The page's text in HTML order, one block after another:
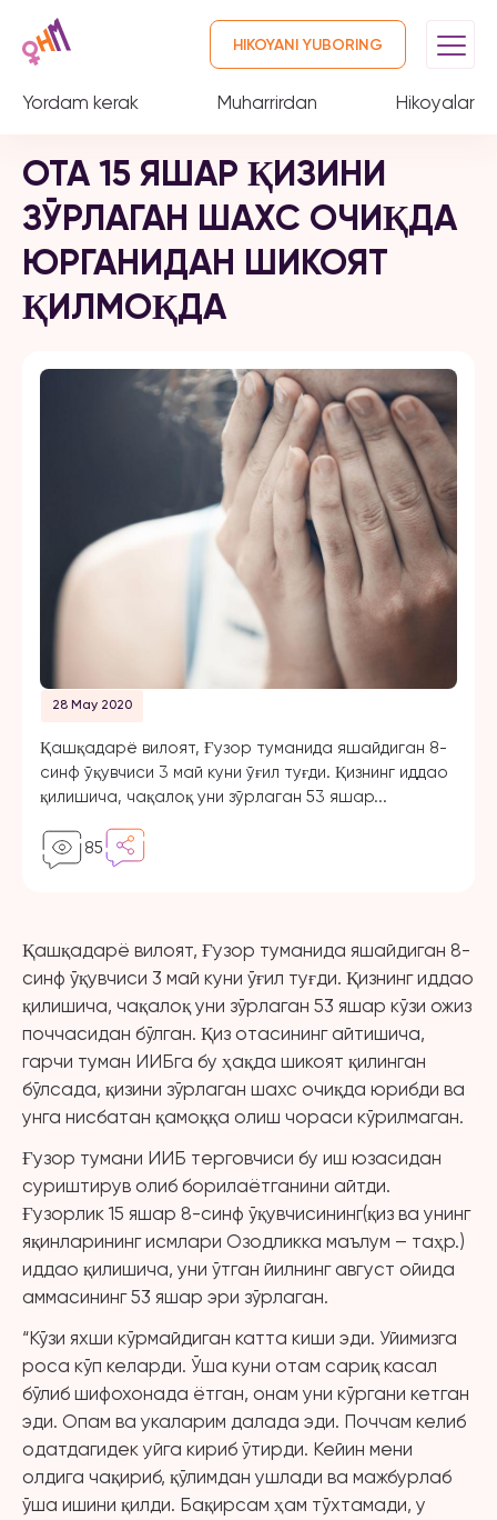
Yordam kerak Muharrirdan Hikoyalar
HIKOYANI YUBORING
ОТА 15 ЯШАР ҚИЗИНИ
ЗЎРЛАГАН ШАХС ОЧИҚДА
ЮРГАНИДАН ШИКОЯТ
ҚИЛМОҚДА
28 May 2020
Қашқадарё вилоят, Ғузор туманида яшайдиган 8-
синф ўқувчиси 3 май куни ўғил туғди. Қизнинг иддао
қилишича, чақалоқ уни зўрлаган 53 яшар...
85
Қашқадарё вилоят, Ғузор туманида яшайдиган 8-
синф ўқувчиси 3 май куни ўғил туғди. Қизнинг иддао
қилишича, чақалоқ уни зўрлаган 53 яшар кўзи ожиз
поччасидан бўлган. Қиз отасининг айтишича,
гарчи туман ИИБга бу ҳақда шикоят қилинган
бўлсада, қизини зўрлаган шахс очиқда юрибди ва
унга нисбатан қамоққа олиш чораси кўрилмаган.
Ғузор тумани ИИБ терговчиси бу иш юзасидан
суриштирув олиб борилаётганини айтди.
Ғузорлик 15 яшар 8-синф ўқувчисининг(қиз ва унинг
яқинларининг исмлари Озодликка маълум – таҳр.)
иддао қилишича, уни ўтган йилнинг август ойида
аммасининг 53 яшар эри зўрлаган.
“Кўзи яхши кўрмайдиган катта киши эди. Уйимизга
роса кўп келарди. Ўша куни отам сариқ касал
бўлиб шифохонада ётган, онам уни кўргани кетган
эди. Опам ва укаларим далада эди. Поччам келиб
одатдагидек уйга кириб ўтирди. Кейин мени
олдига чақириб, қўлимдан ушлади ва мажбурлаб
ўша ишини қилди. Бақирсам ҳам тўхтамади, у